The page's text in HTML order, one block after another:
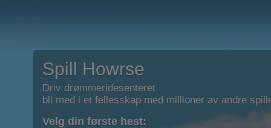
Spill Howrse
Driv drømmeridesenteret
bli med i et fellesskap med millioner av andre
Velg din første hest: